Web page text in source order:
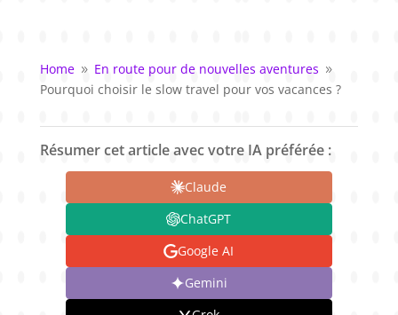
Home 9 En route pour de nouvelles aventures 9
Pourquoi choisir le slow travel pour vos vacances ?
Résumer cet article avec votre IA préférée :
Claude
ChatGPT
Google AI
Gemini